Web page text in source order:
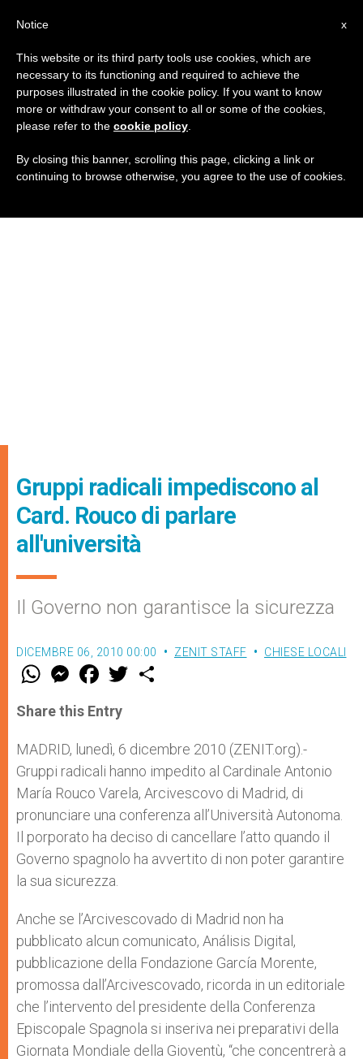
Gruppi radicali impediscono al
Card. Rouco di parlare
all'università
Il Governo non garantisce la sicurezza
DICEMBRE 06, 2010 00:00 ZENIT STAFF CHIESE LOCALI
W
t
s
p
p
M
e
s
e
g
e
r
F
a
e
b
o
k
w
r
Share this Entry
MADRID, lunedì, 6 dicembre 2010 (ZENIT.org).-
Gruppi radicali hanno impedito al Cardinale Antonio
María Rouco Varela, Arcivescovo di Madrid, di
pronunciare una conferenza all’Università Autonoma.
Il porporato ha deciso di cancellare l’atto quando il
Governo spagnolo ha avvertito di non poter garantire
la sua sicurezza.
Anche se l’Arcivescovado di Madrid non ha
pubblicato alcun comunicato, Análisis Digital,
pubblicazione della Fondazione García Morente,
promossa dall’Arcivescovado, ricorda in un editoriale
che l’intervento del presidente della Conferenza
Episcopale Spagnola si inseriva nei preparativi della
Giornata Mondiale della Gioventù, “che concentrerà a
x
Notice
This website or its third party tools use cookies, which are
necessary to its functioning and required to achieve the
purposes illustrated in the cookie policy. If you want to know
more or withdraw your consent to all or some of the cookies,
please refer to the cookie policy
By closing this banner, scrolling this page, clicking a link or
continuing to browse otherwise, you agree to the use of cookies.